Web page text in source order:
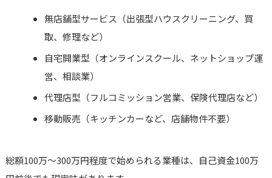
無店舗型サービス（出張型ハウスクリーニング、買
取、修理など）
自宅開業型（オンラインスクール、ネットショップ運
営、相談業）
代理店型（フルコミッション営業、保険代理店など）
移動販売（キッチンカーなど、店舗物件不要）
総額100万〜300万円程度で始められる業種は、自己資金100万